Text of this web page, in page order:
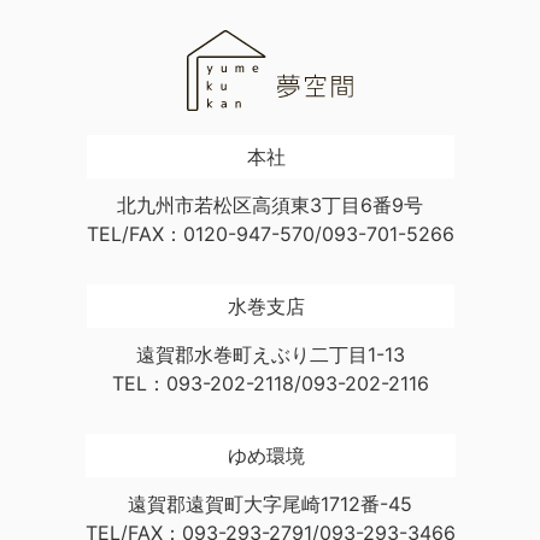
本社
北九州市若松区高須東3丁目6番9号
TEL/FAX：0120-947-570/093-701-5266
水巻支店
遠賀郡水巻町えぶり二丁目1-13
TEL：093-202-2118/093-202-2116
ゆめ環境
遠賀郡遠賀町大字尾崎1712番-45
TEL/FAX：093-293-2791/093-293-3466